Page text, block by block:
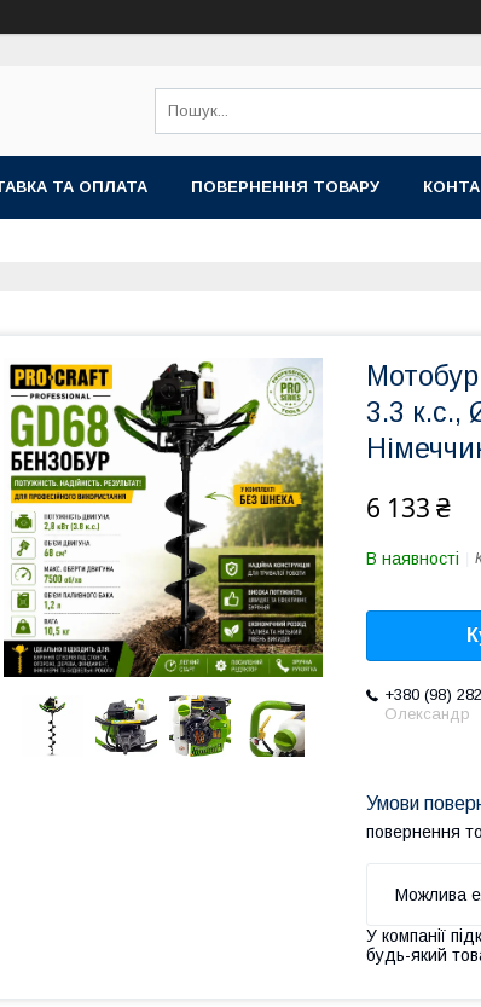
ТА ОПЛАТА ПОВЕРНЕННЯ ТОВАРУ
3.3 к.с.,
6 133 ₴
В наявності
+380 (98)
Олександр
повернення
У компанії
будь-який